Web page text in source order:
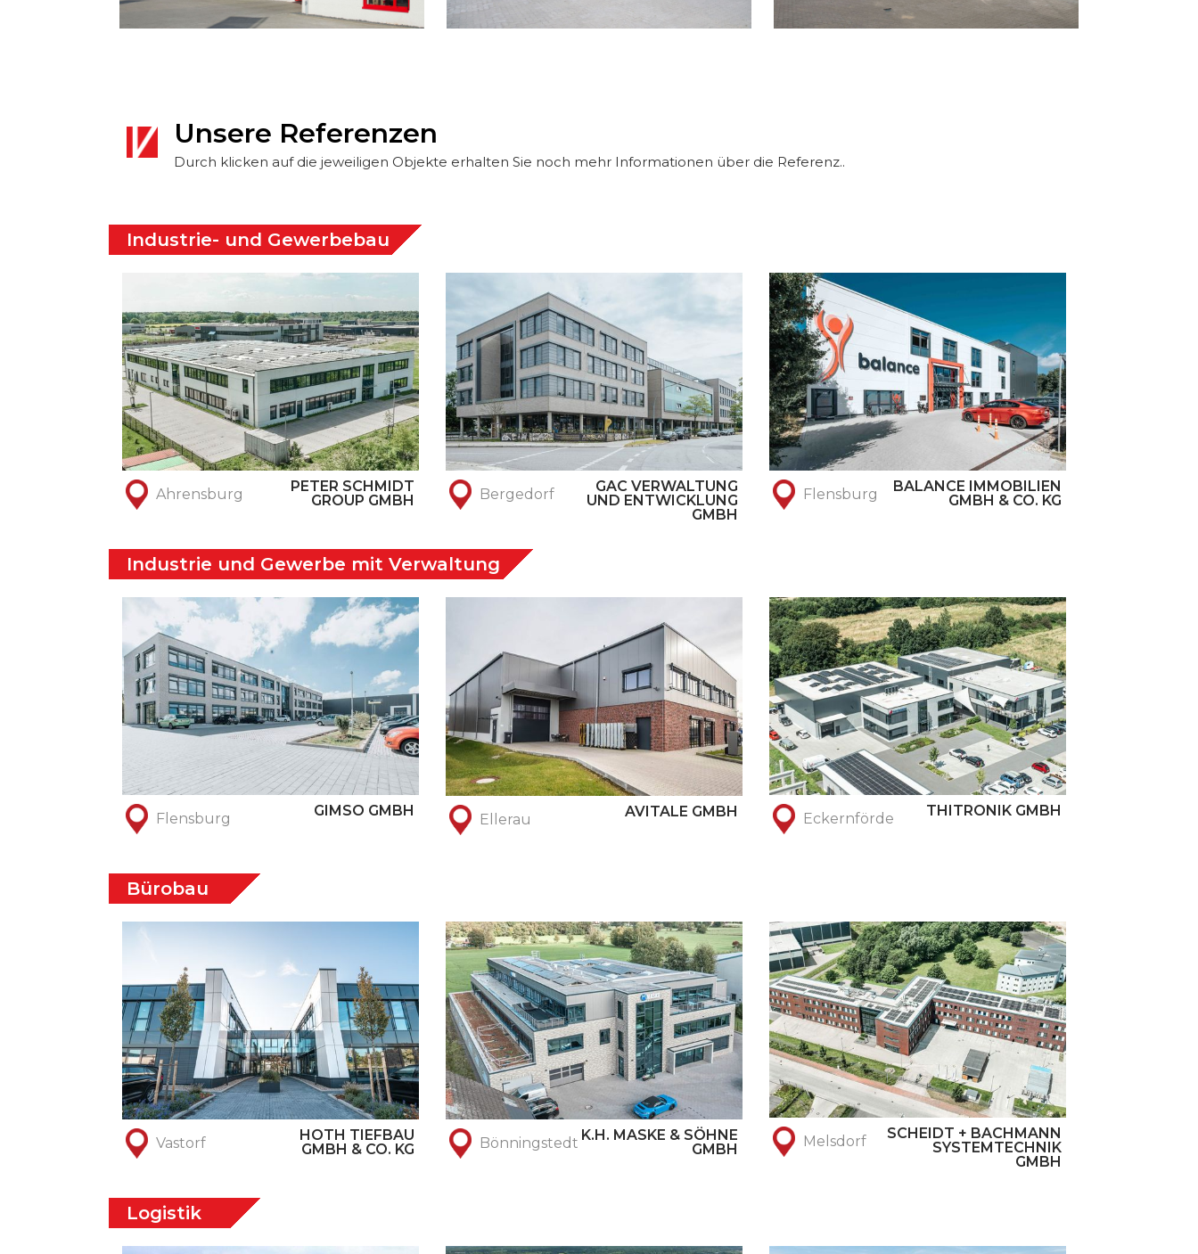
Unsere Referenzen
Durch klicken auf die jeweiligen Objekte erhalten Sie noch mehr Informationen über die Referenz..
Industrie- und Gewerbebau
Ahrensburg
PETER SCHMIDT
GROUP GMBH
Bergedorf
GAC VERWALTUNG
UND ENTWICKLUNG
GMBH
Flensburg
BALANCE IMMOBILIEN
GMBH & CO. KG
Industrie und Gewerbe mit Verwaltung
Flensburg GIMSO GMBH
Ellerau AVITALE GMBH Eckernförde THITRONIK GMBH
Bürobau
Vastorf
HOTH TIEFBAU
GMBH & CO. KG
Bönningstedt K.H. MASKE & SÖHNE
GMBH
Melsdorf
SCHEIDT + BACHMANN
SYSTEMTECHNIK
GMBH
Logistik